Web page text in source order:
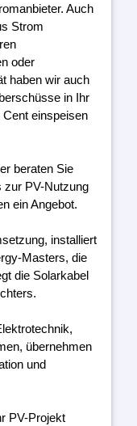
Auch
Strom
oder
haben wir auch
in Ihr
einspeisen
beraten Sie
zur PV-Nutzung
ein Angebot.
installiert
Masters, die
die Solarkabel
übernehmen
und
PV-Projekt